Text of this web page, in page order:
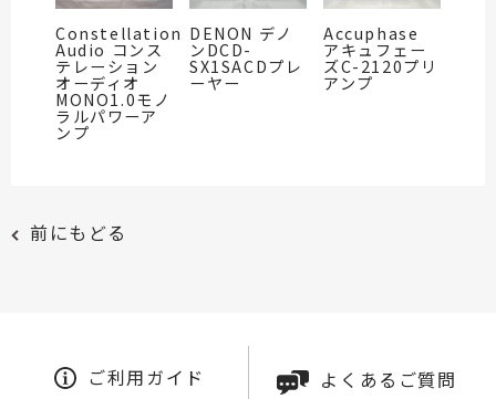
Constellation
Audio コンス
テレーション
オーディオ
MONO1.0モノ
ラルパワーア
ンプ
DENON デノ
ンDCD-
SX1SACDプレ
ーヤー
Accuphase
アキュフェー
ズC-2120プリ
アンプ
前にもどる
ご利用ガイド よくあるご質問